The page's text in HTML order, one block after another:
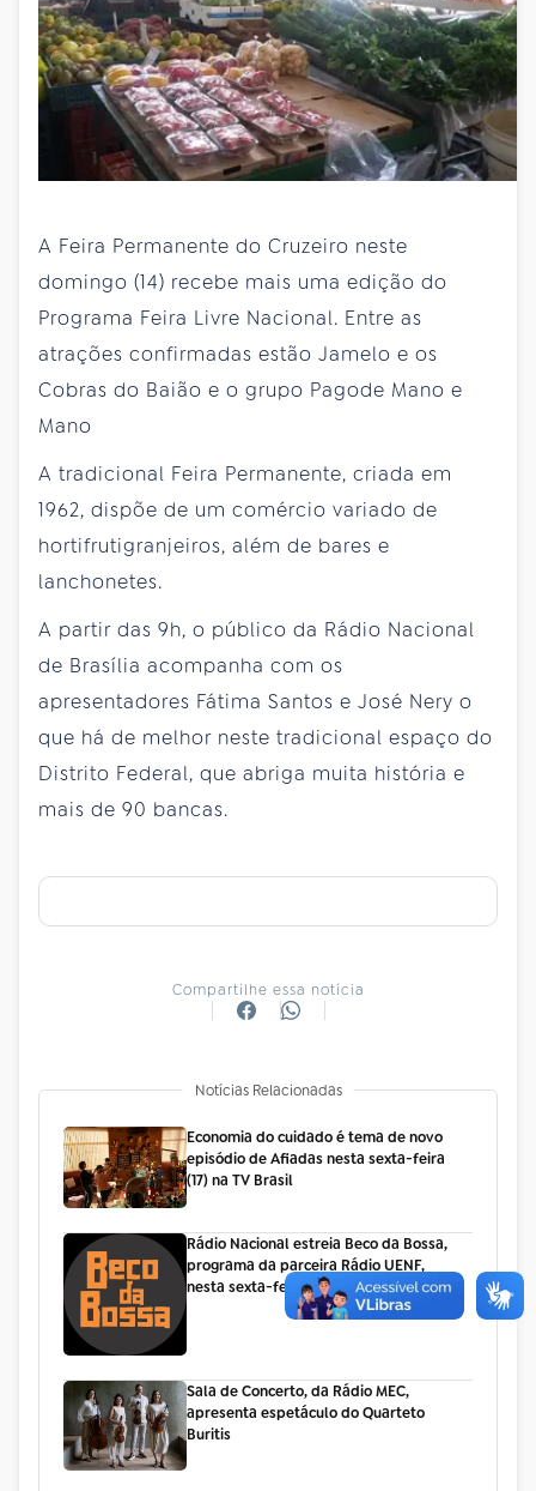
A Feira Permanente do Cruzeiro neste
domingo (14) recebe mais uma edição do
Programa Feira Livre Nacional. Entre as
atrações confirmadas estão Jamelo e os
Cobras do Baião e o grupo Pagode Mano e
Mano
A tradicional Feira Permanente, criada em
1962, dispõe de um comércio variado de
hortifrutigranjeiros, além de bares e
lanchonetes.
A partir das 9h, o público da Rádio Nacional
de Brasília acompanha com os
apresentadores Fátima Santos e José Nery o
que há de melhor neste tradicional espaço do
Distrito Federal, que abriga muita história e
mais de 90 bancas.
Compartilhe essa notícia
Notícias Relacionadas
Economia do cuidado é tema de novo
episódio de Afiadas nesta sexta-feira
(17) na TV Brasil
Rádio Nacional estreia Beco da Bossa,
programa da parceira Rádio UENF,
nesta sexta-feira (17)
Sala de Concerto, da Rádio MEC,
apresenta espetáculo do Quarteto
Buritis